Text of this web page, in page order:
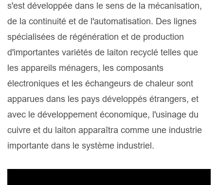
s'est développée dans le sens de la mécanisation,
de la continuité et de l'automatisation. Des lignes
spécialisées de régénération et de production
d'importantes variétés de laiton recyclé telles que
les appareils ménagers, les composants
électroniques et les échangeurs de chaleur sont
apparues dans les pays développés étrangers, et
avec le développement économique, l'usinage du
cuivre et du laiton apparaîtra comme une industrie
importante dans le système industriel.